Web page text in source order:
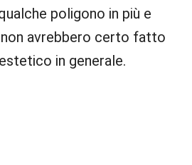
poligono in più e
avrebbero certo fatto
in generale.